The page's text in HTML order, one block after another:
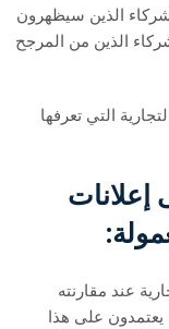
الذين سيظهرون
الذين من المرجح
التي تعرفها
إعلانات
عند مقارنته
، وهذا ما يجعل 81٪ منهم يعتمدون على هذا